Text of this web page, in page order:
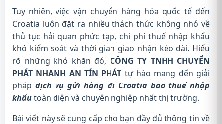
Tuy nhiên, việc vận chuyển hàng hóa quốc tế đến
Croatia luôn đặt ra nhiều thách thức không nhỏ về
thủ tục hải quan phức tạp, chi phí thuế nhập khẩu
khó kiểm soát và thời gian giao nhận kéo dài. Hiểu
rõ những khó khăn đó, CÔNG TY TNHH CHUYỂN
PHÁT NHANH AN TÍN PHÁT tự hào mang đến giải
phápdịch vụ gửi hàng đi Croatia bao thuế nhập
khẩutoàn diện và chuyên nghiệp nhất thị trường.
Bài viết này sẽ cung cấp cho bạn đầy đủ thông tin về